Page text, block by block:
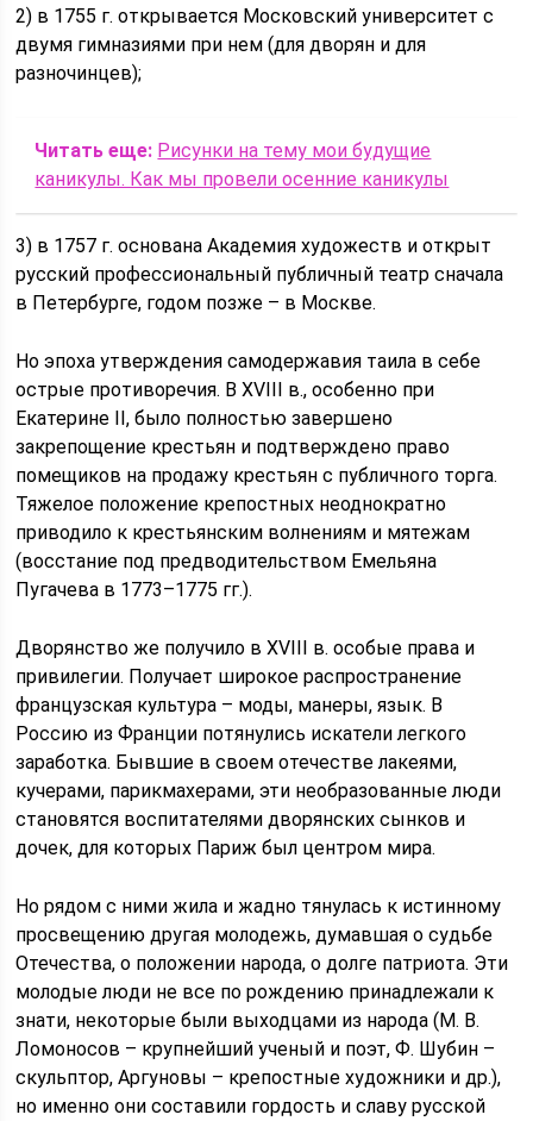
2) в 1755 г. открывается Московский университет с
двумя гимназиями при нем (для дворян и для
разночинцев);
Читать еще: Рисунки на тему мои будущие
каникулы. Как мы провели осенние каникулы
3) в 1757 г. основана Академия художеств и открыт
русский профессиональный публичный театр сначала
в Петербурге, годом позже – в Москве.
Но эпоха утверждения самодержавия таила в себе
острые противоречия. В XVIII в., особенно при
Екатерине II, было полностью завершено
закрепощение крестьян и подтверждено право
помещиков на продажу крестьян с публичного торга.
Тяжелое положение крепостных неоднократно
приводило к крестьянским волнениям и мятежам
(восстание под предводительством Емельяна
Пугачева в 1773–1775 гг.).
Дворянство же получило в XVIII в. особые права и
привилегии. Получает широкое распространение
французская культура – моды, манеры, язык. В
Россию из Франции потянулись искатели легкого
заработка. Бывшие в своем отечестве лакеями,
кучерами, парикмахерами, эти необразованные люди
становятся воспитателями дворянских сынков и
дочек, для которых Париж был центром мира.
Но рядом с ними жила и жадно тянулась к истинному
просвещению другая молодежь, думавшая о судьбе
Отечества, о положении народа, о долге патриота. Эти
молодые люди не все по рождению принадлежали к
знати, некоторые были выходцами из народа (М. В.
Ломоносов – крупнейший ученый и поэт, Ф. Шубин –
скульптор, Аргуновы – крепостные художники и др.),
но именно они составили гордость и славу русской